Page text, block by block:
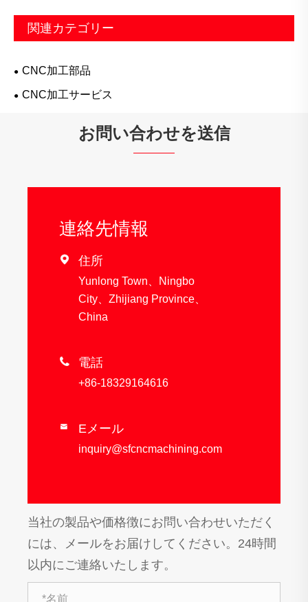
関連カテゴリー
CNC加工部品
CNC加工サービス
お問い合わせを送信
連絡先情報
 住所
Yunlong Town、Ningbo
City、Zhijiang Province、
China
 電話
+86-18329164616
 Eメール
inquiry@sfcncmachining.com
当社の製品や価格徴にお問い合わせいただく
には、メールをお届けしてください。24時間
以内にご連絡いたします。